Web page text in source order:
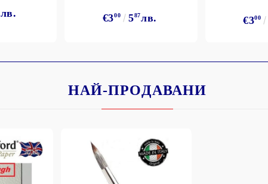
Моят профил
Регистрация
лв. €300 587лв. €300
НАЙ-ПРОДАВАНИ